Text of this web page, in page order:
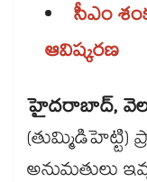
సీఎం
ఆవిష్కరణ
హైదరాబాద్,
(తుమ్మిడిహెట్టి)
అనుమతులు